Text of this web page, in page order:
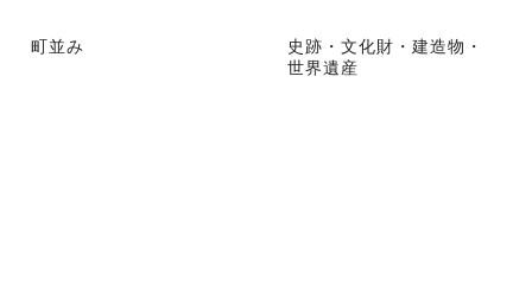
町並み
史跡・文化財・建造物・
世界遺産